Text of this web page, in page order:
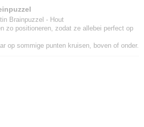
Brainpuzzel - Hout
zo positioneren, zodat ze allebei perfect op
op sommige punten kruisen, boven of onder.